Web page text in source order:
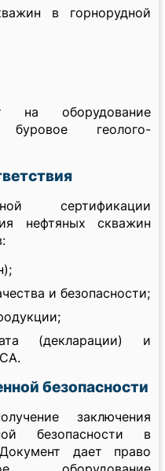
в горнорудной
на оборудование
геолого-
сертификации
нефтяных скважин
и безопасности;
(декларации) и
безопасности
заключения
безопасности в
дает право